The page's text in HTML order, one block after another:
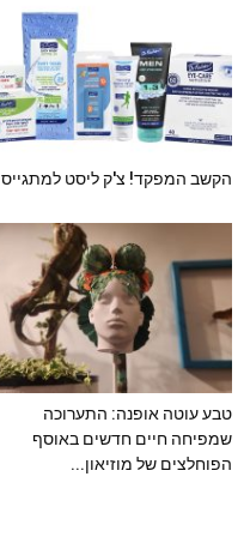
הקשב המפקד! צ'ק ליסט למתגייס
טבע עוטה אופנה: התערוכה
שמפיחה חיים חדשים באוסף
הפוחלצים של מוזיאון...